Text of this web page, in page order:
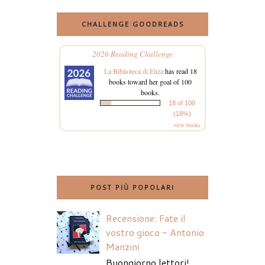
CHALLENGE GOODREADS
2026 Reading Challenge
La Biblioteca di Elizahas read 18
books toward her goal of 100
books.
18 of 100
(18%)
view books
POST PIÙ POPOLARI
Recensione: Fate il
vostro gioco - Antonio
Manzini